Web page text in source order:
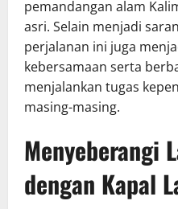
pemandangan alam
asri. Selain menjadi
perjalanan ini juga
kebersamaan serta
menjalankan tugas
masing-masing.
Menyeberangi
dengan Kapal